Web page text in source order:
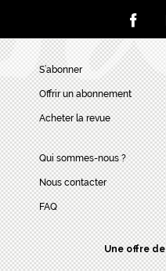
S’abonner
Offrir un abonnement
Acheter la revue
Qui sommes-nous ?
Nous contacter
FAQ
Une offre de